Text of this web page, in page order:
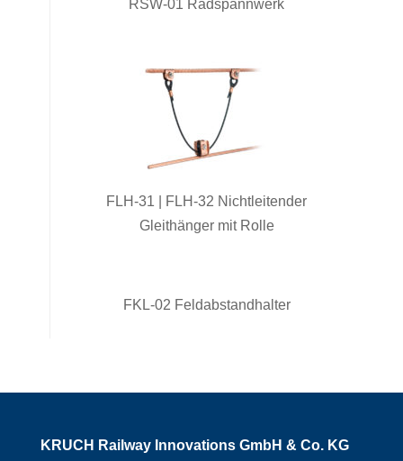
RSW-01 Radspannwerk
FLH-31 | FLH-32 Nichtleitender
Gleithänger mit Rolle
FKL-02 Feldabstandhalter
KRUCH Railway Innovations GmbH & Co. KG